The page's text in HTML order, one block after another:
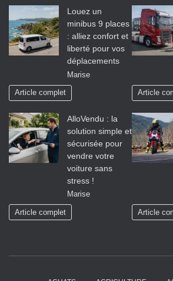
Louez un
minibus 9 places
: alliez confort et
liberté pour vos
déplacements
Marise
Article complet Article
AlloVendu : la
solution simple et
sécurisée pour
vendre votre
voiture sans
stress !
Marise
Article complet Article